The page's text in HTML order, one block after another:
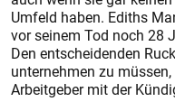
Umfeld haben. Ediths
vor seinem Tod noch 28
Den entscheidenden
unternehmen zu
Arbeitgeber mit der